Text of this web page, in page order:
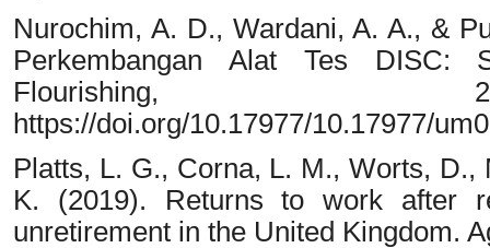
Nurochim, A. D., Wardani, A. A., &
Perkembangan Alat Tes DISC:
Flourishing,
https://doi.org/10.17977/10.17977/
Platts, L. G., Corna, L. M., Worts,
K. (2019). Returns to work after
unretirement in the United Kingdom.